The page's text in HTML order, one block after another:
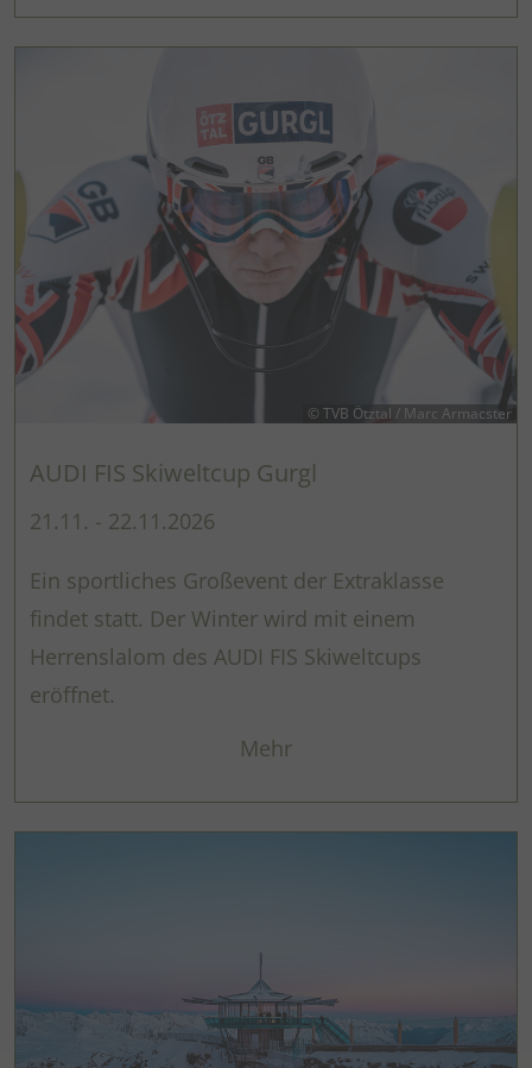
© TVB Ötztal / Marc Armacster
AUDI FIS Skiweltcup Gurgl
21.11. - 22.11.2026
Ein sportliches Großevent der Extraklasse
findet statt. Der Winter wird mit einem
Herrenslalom des AUDI FIS Skiweltcups
eröffnet.
Mehr